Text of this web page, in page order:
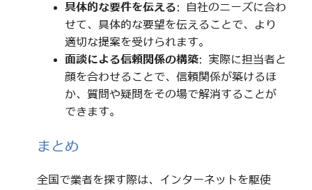
具体的な要件を伝える: 自社のニーズに合わ
せて、具体的な要望を伝えることで、より
適切な提案を受けられます。
面談による信頼関係の構築: 実際に担当者と
顔を合わせることで、信頼関係が築けるほ
か、質問や疑問をその場で解消することが
できます。
まとめ
全国で業者を探す際は、インターネットを駆使